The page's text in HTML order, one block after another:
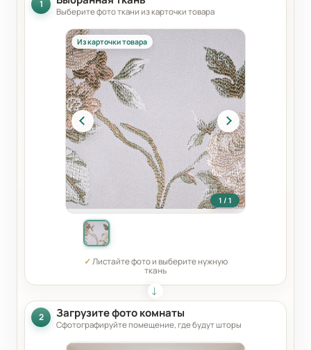
1
Выберите фото ткани из карточки товара
Из карточки товара
1 / 1
✓Листайте фото и выберите нужную
ткань
2 Загрузите фото комнаты
Сфотографируйте помещение, где будут шторы